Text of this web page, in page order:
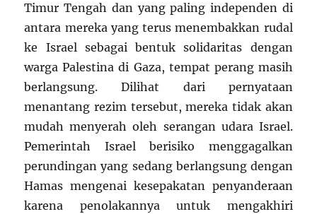
Timur Tengah dan yang paling independen di
antara mereka yang terus menembakkan rudal
ke Israel sebagai bentuk solidaritas dengan
warga Palestina di Gaza, tempat perang masih
berlangsung. Dilihat dari pernyataan
menantang rezim tersebut, mereka tidak akan
mudah menyerah oleh serangan udara Israel.
Pemerintah Israel berisiko menggagalkan
perundingan yang sedang berlangsung dengan
Hamas mengenai kesepakatan penyanderaan
karena penolakannya untuk mengakhiri